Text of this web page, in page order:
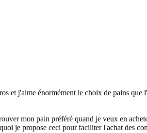
et j'aime énormément le choix de pains
mon pain préféré quand je veux en
je propose ceci pour faciliter l'achat des